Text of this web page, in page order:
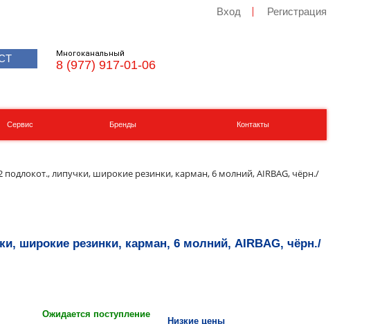
Вход Регистрация
Многоканальный
8 (977) 917-01-06
Сервис Бренды Контакты
подлокот., липучки, широкие резинки, карман, 6 молний, AIRBAG, чёрн./
широкие резинки, карман, 6 молний, AIRBAG, чёрн./
Ожидается поступление
Низкие цены